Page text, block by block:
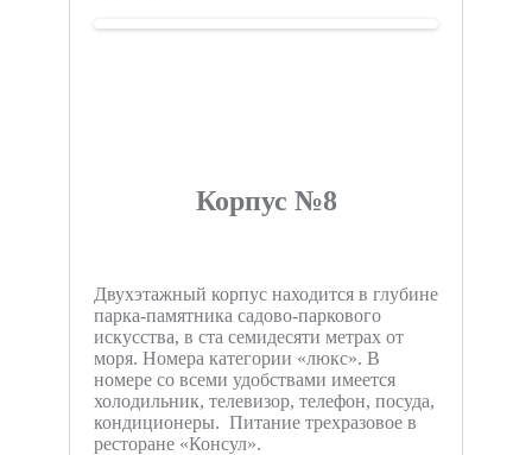
Корпус №8
Двухэтажный корпус находится в глубине
парка-памятника садово-паркового
искусства, в ста семидесяти метрах от
моря. Номера категории «люкс». В
номере со всеми удобствами имеется
холодильник, телевизор, телефон, посуда,
кондиционеры. Питание трехразовое в
ресторане «Консул».